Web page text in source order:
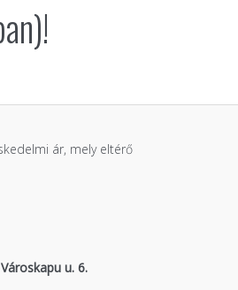
ár, mely eltérő
u. 6.